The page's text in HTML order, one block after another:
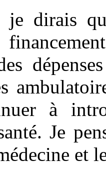
je dirais
à
Je
et